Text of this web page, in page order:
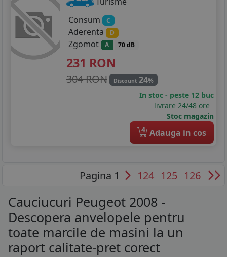
Consum
C
Aderenta D
Zgomot A 70 dB
231 RON
304 RON Discount 24%
In stoc - peste 12 buc
livrare 24/48 ore
Stoc magazin
4 Adauga in cos
Pagina 1 124 125 126
Cauciucuri Peugeot 2008 -
Descopera anvelopele pentru
toate marcile de masini la un
raport calitate-pret corect